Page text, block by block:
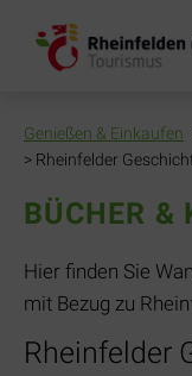
Genießen & Einkaufen
Rheinfelder
BÜCHER &
Hier finden Sie
mit Bezug zu
Rheinfelder